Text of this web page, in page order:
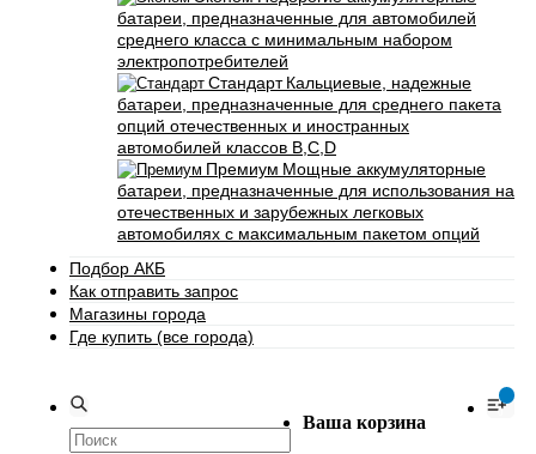
батареи, предназначенные для автомобилей
среднего класса с минимальным набором
электропотребителей
Стандарт Кальциевые, надежные
батареи, предназначенные для среднего пакета
опций отечественных и иностранных
автомобилей классов B,C,D
Премиум Мощные аккумуляторные
батареи, предназначенные для использования на
отечественных и зарубежных легковых
автомобилях с максимальным пакетом опций
Подбор АКБ
Как отправить запрос
Магазины города
Где купить (все города)
Ваша корзина
0